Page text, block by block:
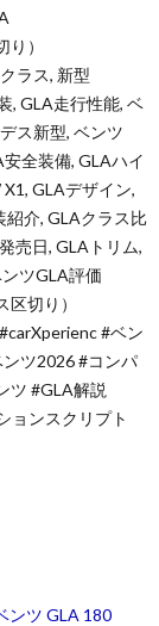
）
ラス, 新型
, GLA走行性能, ベ
ス新型, ベンツ
全装備, GLAハイ
GLAデザイン,
紹介, GLAクラス比
売日, GLAトリム,
ツGLA評価
切り）
#ベン
ツ2026 #コンパ
ツ #GLA解説
ョンスクリプト
ンツ GLA 180